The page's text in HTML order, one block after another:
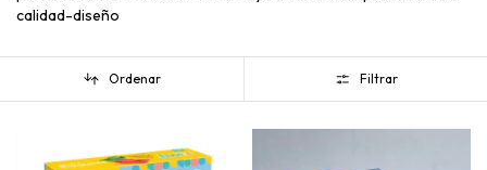
calidad-diseño
Ordenar Filtrar